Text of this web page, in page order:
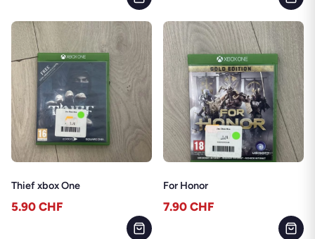
Thief xbox One
5.90 CHF
For Honor
7.90 CHF